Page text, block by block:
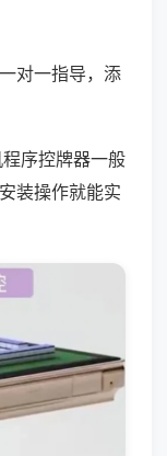
对一指导，添
序控牌器一般
装操作就能实